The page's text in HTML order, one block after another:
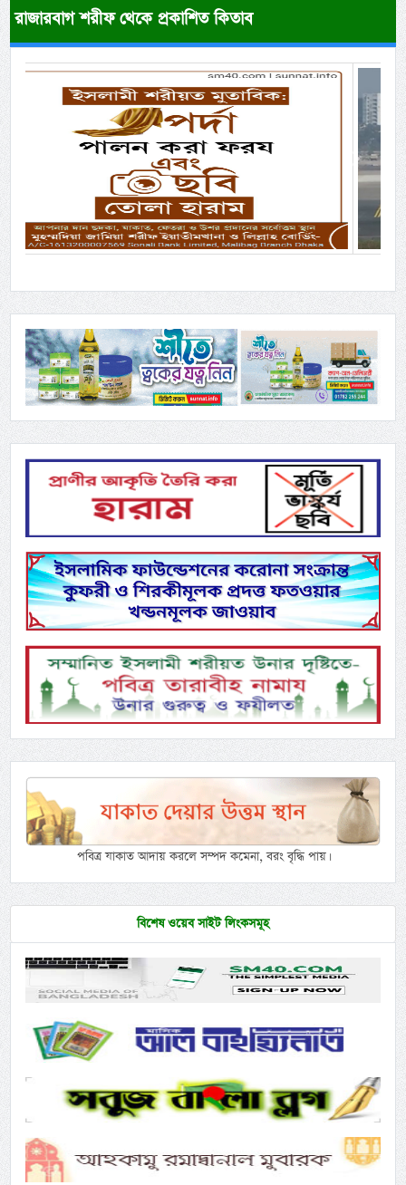
রাজারবাগ শরীফ থেকে প্রকাশিত কিতাব
Next
পবিত্র যাকাত আদায় করলে সম্পদ কমেনা, বরং বৃদ্ধি পায়।
বিশেষ ওয়েব সাইট লিংকসমূহ